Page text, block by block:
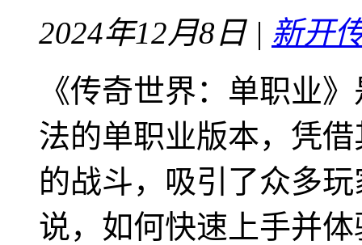
2024年12月8日 | 新开
《传奇世界：单职业
法的单职业版本，凭
的战斗，吸引了众多
说，如何快速上手并